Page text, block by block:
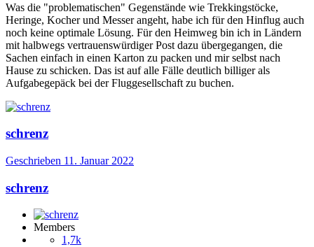
Was die "problematischen" Gegenstände wie Trekkingstöcke,
Heringe, Kocher und Messer angeht, habe ich für den Hinflug auch
noch keine optimale Lösung. Für den Heimweg bin ich in Ländern
mit halbwegs vertrauenswürdiger Post dazu übergegangen, die
Sachen einfach in einen Karton zu packen und mir selbst nach
Hause zu schicken. Das ist auf alle Fälle deutlich billiger als
Aufgabegepäck bei der Fluggesellschaft zu buchen.
schrenz
Geschrieben 11. Januar 2022
schrenz
Members
1,7k